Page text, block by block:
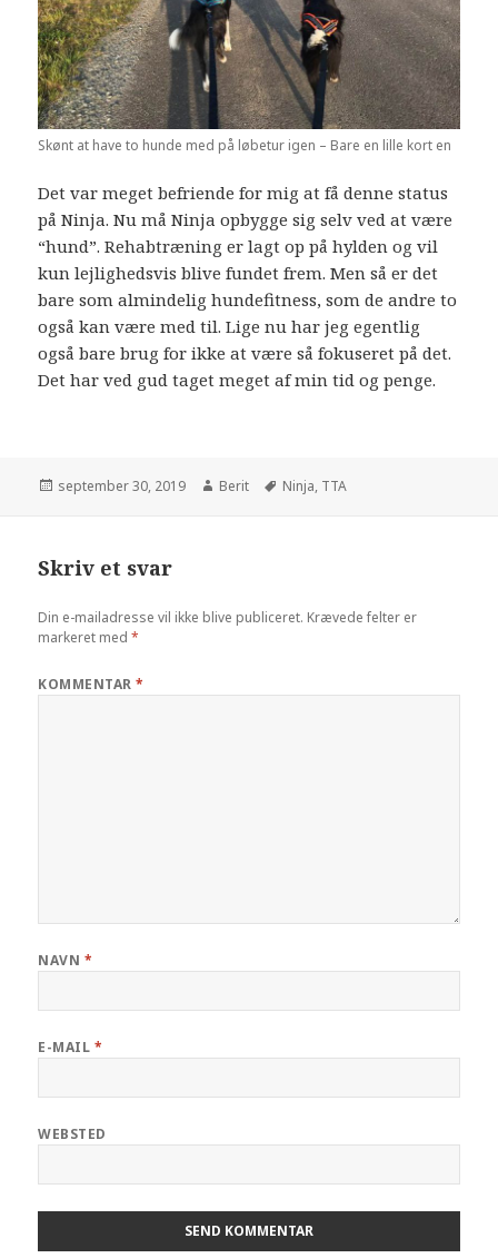
Skønt at have to hunde med på løbetur igen – Bare en lille kort en
Det var meget befriende for mig at få denne status
på Ninja. Nu må Ninja opbygge sig selv ved at være
“hund”. Rehabtræning er lagt op på hylden og vil
kun lejlighedsvis blive fundet frem. Men så er det
bare som almindelig hundefitness, som de andre to
også kan være med til. Lige nu har jeg egentlig
også bare brug for ikke at være så fokuseret på det.
Det har ved gud taget meget af min tid og penge.
september 30, 2019 Berit Ninja, TTA
Skriv et svar
Din e-mailadresse vil ikke blive publiceret. Krævede felter er
markeret med*
KOMMENTAR*
NAVN *
E-MAIL *
WEBSTED